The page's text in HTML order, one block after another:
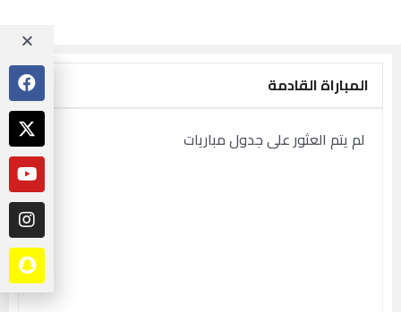
المباراة القادمة
لم يتم العثور على جدول مباريات